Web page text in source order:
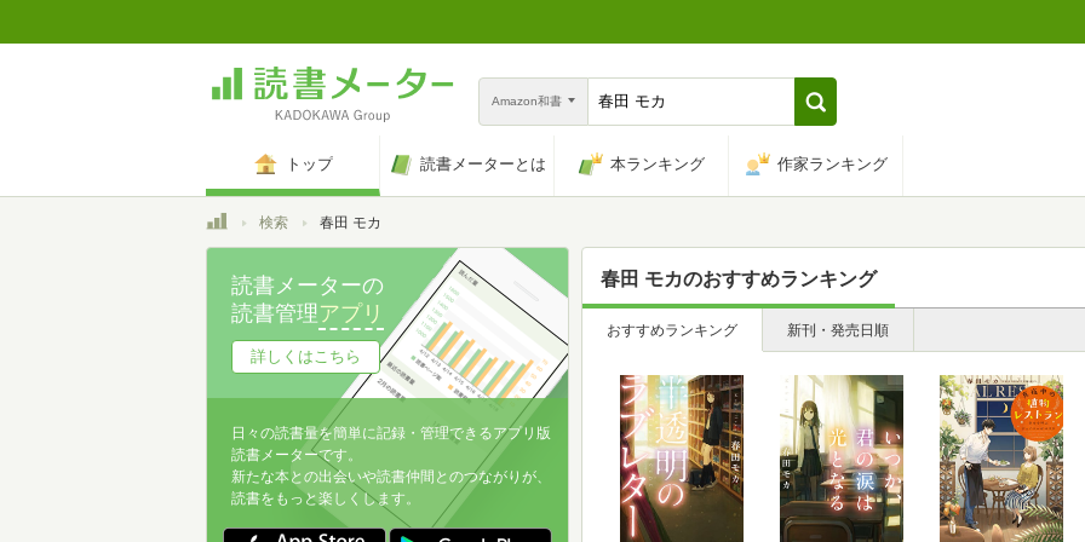
Amazon和書
トップ 読書メーターとは 本ランキング 作家ランキング
トップ検索 春田 モカ
春田 モカのおすすめランキング
おすすめランキング 新刊・発売日順
読書メーターの
読書管理アプリ
詳しくはこちら
日々の読書量を簡単に記録・管理できるアプリ版
読書メーターです。
新たな本との出会いや読書仲間とのつながりが、
読書をもっと楽しくします。